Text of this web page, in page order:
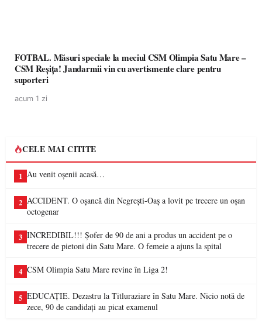
FOTBAL. Măsuri speciale la meciul CSM Olimpia Satu Mare –
CSM Reșița! Jandarmii vin cu avertismente clare pentru
suporteri
acum 1 zi
CELE MAI CITITE
1 Au venit oșenii acasă…
2 ACCIDENT. O oșancă din Negrești-Oaș a lovit pe trecere un oșan
octogenar
3 INCREDIBIL!!! Șofer de 90 de ani a produs un accident pe o
trecere de pietoni din Satu Mare. O femeie a ajuns la spital
4 CSM Olimpia Satu Mare revine în Liga 2!
5 EDUCAȚIE. Dezastru la Titluraziare în Satu Mare. Nicio notă de
zece, 90 de candidați au picat examenul